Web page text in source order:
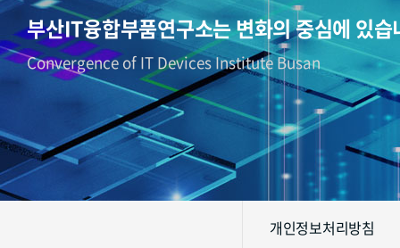
부산IT융합부품연구소는 변화의 중심에 있습
Convergence of IT Devices Institute Busan
개인정보처리방침